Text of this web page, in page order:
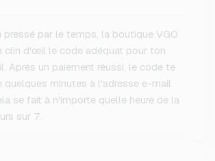
pressé par le temps, la boutique VGO
clin d'œil le code adéquat pour ton
Après un paiement réussi, le code te
quelques minutes à l'adresse e-mail
se fait à n'importe quelle heure de la
sur 7.